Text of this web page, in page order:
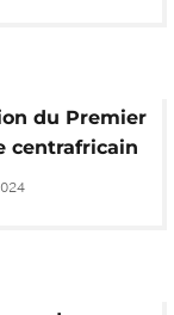
du Premier
centrafricain